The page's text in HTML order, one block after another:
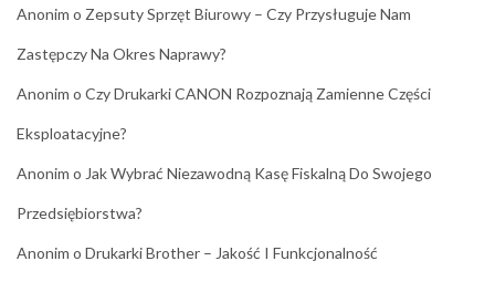
Anonim o Zepsuty Sprzęt Biurowy – Czy Przysługuje Nam
Zastępczy Na Okres Naprawy?
Anonim o Czy Drukarki CANON Rozpoznają Zamienne Części
Eksploatacyjne?
Anonim o Jak Wybrać Niezawodną Kasę Fiskalną Do Swojego
Przedsiębiorstwa?
Anonim o Drukarki Brother – Jakość I Funkcjonalność